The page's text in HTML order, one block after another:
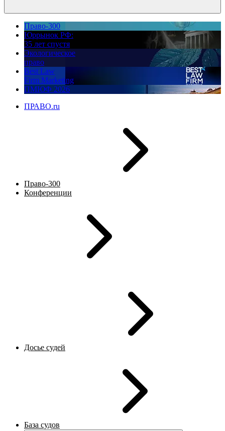
Право-300
Юррынок РФ:
35 лет спустя
Экологическое
право
Best Law
Firm Marketing
ПМЮФ 2026
ПРАВО.ru
Право-300
Конференции
Досье судей
База судов